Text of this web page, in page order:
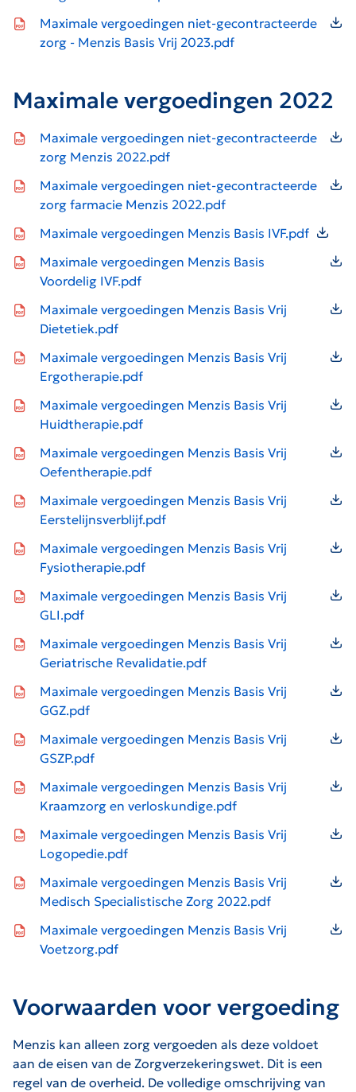
Icon file type-pdf
Maximale vergoedingen niet-gecontracteerde
zorg - Menzis Basis Vrij 2023.pdf
Maximale vergoedingen 2022
Icon file type-pdf
Maximale vergoedingen niet-gecontracteerde
zorg Menzis 2022.pdf
Icon file type-pdf
Maximale vergoedingen niet-gecontracteerde
zorg farmacie Menzis 2022.pdf
Icon file type-pdf
Maximale vergoedingen Menzis Basis IVF.pdf
Icon file type-pdf
Maximale vergoedingen Menzis Basis
Voordelig IVF.pdf
Icon file type-pdf
Maximale vergoedingen Menzis Basis Vrij
Dietetiek.pdf
Icon file type-pdf
Maximale vergoedingen Menzis Basis Vrij
Ergotherapie.pdf
Icon file type-pdf
Maximale vergoedingen Menzis Basis Vrij
Huidtherapie.pdf
Icon file type-pdf
Maximale vergoedingen Menzis Basis Vrij
Oefentherapie.pdf
Icon file type-pdf
Maximale vergoedingen Menzis Basis Vrij
Eerstelijnsverblijf.pdf
Icon file type-pdf
Maximale vergoedingen Menzis Basis Vrij
Fysiotherapie.pdf
Icon file type-pdf
Maximale vergoedingen Menzis Basis Vrij
GLI.pdf
Icon file type-pdf
Maximale vergoedingen Menzis Basis Vrij
Geriatrische Revalidatie.pdf
Icon file type-pdf
Maximale vergoedingen Menzis Basis Vrij
GGZ.pdf
Icon file type-pdf
Maximale vergoedingen Menzis Basis Vrij
GSZP.pdf
Icon file type-pdf
Maximale vergoedingen Menzis Basis Vrij
Kraamzorg en verloskundige.pdf
Icon file type-pdf
Maximale vergoedingen Menzis Basis Vrij
Logopedie.pdf
Icon file type-pdf
Maximale vergoedingen Menzis Basis Vrij
Medisch Specialistische Zorg 2022.pdf
Icon file type-pdf
Maximale vergoedingen Menzis Basis Vrij
Voetzorg.pdf
Voorwaarden voor vergoeding
Menzis kan alleen zorg vergoeden als deze voldoet
aan de eisen van de Zorgverzekeringswet. Dit is een
regel van de overheid. De volledige omschrijving van